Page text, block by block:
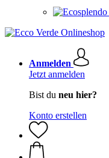
Anmelden
Jetzt anmelden
Bist du neu hier?
Konto erstellen